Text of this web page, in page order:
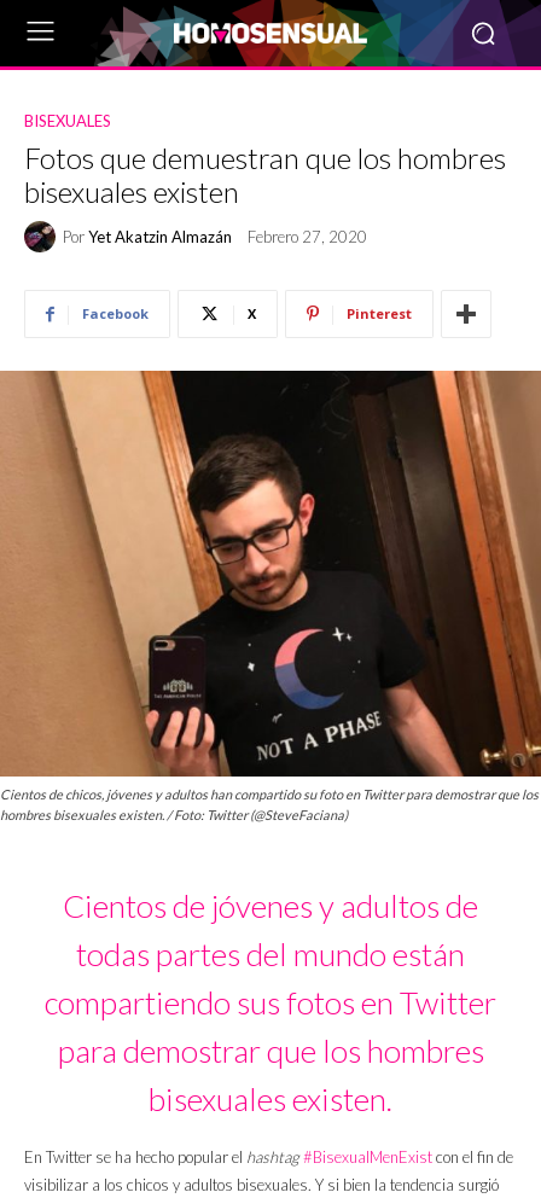
BISEXUALES
Fotos que demuestran que los hombres
bisexuales existen
PorYet Akatzin Almazán Febrero 27, 2020
Facebook X Pinterest
Cientos de chicos, jóvenes y adultos han compartido su foto en Twitter para demostrar que los
hombres bisexuales existen. / Foto: Twitter (@SteveFaciana)
Cientos de jóvenes y adultos de
todas partes del mundo están
compartiendo sus fotos en Twitter
para demostrar que los hombres
bisexuales existen.
En Twitter se ha hecho popular el hashtag#BisexualMenExistcon el fin de
visibilizar a los chicos y adultos bisexuales. Y si bien la tendencia surgió